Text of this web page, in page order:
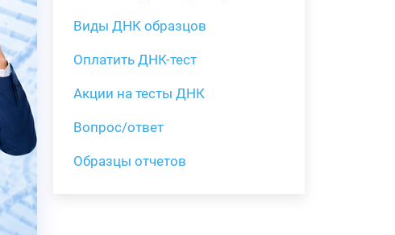
Виды ДНК образцов
Оплатить ДНК-тест
Акции на тесты ДНК
Вопрос/ответ
Образцы отчетов